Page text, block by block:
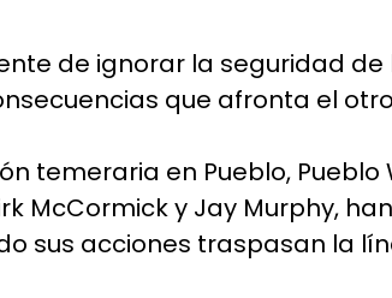
de ignorar la seguridad de
que afronta el
temeraria en Pueblo, Pueblo
McCormick y Jay Murphy,
sus acciones traspasan la